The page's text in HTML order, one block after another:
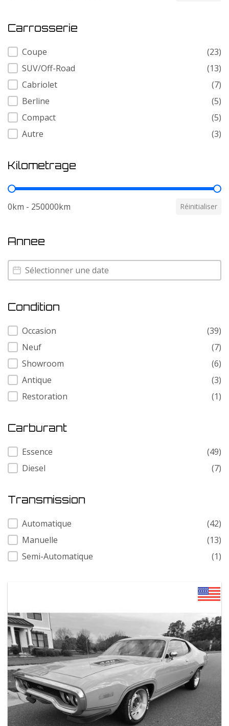
Carrosserie
Carrosserie
Coupe
(23)
SUV/Off-Road
(13)
Cabriolet
(7)
Berline
(5)
Compact
(5)
Autre
(3)
Kilometrage
Kilometrage
0km - 250000km Réinitialiser
Annee
Annee
Annee
Condition
Condition
Occasion
(39)
Neuf
(7)
Showroom
(6)
Antique
(3)
Restoration
(1)
Carburant
Carburant
Essence
(49)
Diesel
(7)
Transmission
Transmission
Automatique
(42)
Manuelle
(13)
Semi-Automatique
(1)